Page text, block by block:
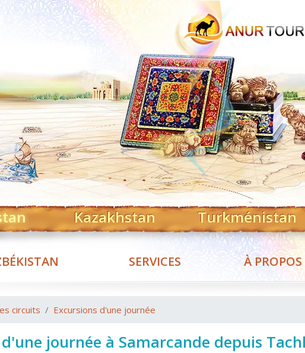
Central Asian Tour Operator
Kazakhstan Turkménistan
SERVICES À
circuits Excursions d'une journée
journée à Samarcande depuis